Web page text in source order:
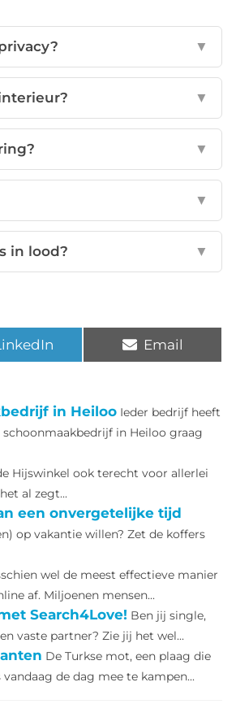
▼
▼
▼
▼
in lood? ▼
Email
in Heiloo Ieder bedrijf heeft
in Heiloo graag
Hijswinkel ook terecht voor allerlei
al zegt...
een onvergetelijke tijd
op vakantie willen? Zet de koffers
wel de meest effectieve manier
af. Miljoenen mensen...
Search4Love! Ben jij single,
vaste partner? Zie jij het wel...
De Turkse mot, een plaag die
de dag mee te kampen...